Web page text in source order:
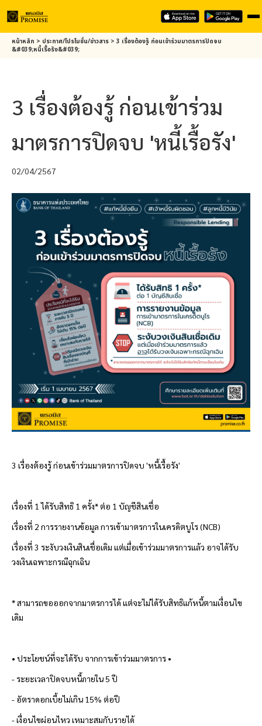
Skipหน้าหลัก > ประกาศ/โปรโมชั่น/ข่าวสาร > 3 เรื่องต้องรู้ ก่อนเข้าร่วมมาตรการปิดจบ
&#039;หนี้เรื้อรัง&#039;
3 เรื่องต้องรู้ ก่อนเข้าร่วม
มาตรการปิดจบ 'หนี้เรื้อรัง'
02/04/2567
3 เรื่องต้องรู้ ก่อนเข้าร่วมมาตรการปิดจบ 'หนี้เรื้อรัง'
เรื่องที่ 1 ได้รับสิทธิ 1 ครั้ง* ต่อ 1 บัญชีสินเชื่อ
เรื่องที่ 2 การรายงานข้อมูล การเข้ามาตรการในเครดิตบูโร (NCB)
เรื่องที่ 3 ระงับวงเงินสินเชื่อเดิม แต่เมื่อเข้าร่วมมาตรการแล้ว อาจได้รับ
วงเงินเฉพาะกรณีฉุกเฉิน
* สามารถขอออกจากมาตรการได้ แต่จะไม่ได้รับสิทธิแก้หนี้ตามเงื่อนไข
เดิม
• ประโยชน์ที่จะได้รับ จากการเข้าร่วมมาตรการ •
- ระยะเวลาปิดจบหนี้ภายใน 5 ปี
- อัตราดอกเบี้ยไม่เกิน 15% ต่อปี
- เงื่อนไขผ่อนไหว เหมาะสมกับรายได้